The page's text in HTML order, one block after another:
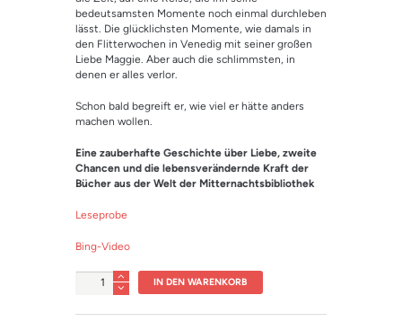
bedeutsamsten Momente noch einmal durchleben
lässt. Die glücklichsten Momente, wie damals in
den Flitterwochen in Venedig mit seiner großen
Liebe Maggie. Aber auch die schlimmsten, in
denen er alles verlor.
Schon bald begreift er, wie viel er hätte anders
machen wollen.
Eine zauberhafte Geschichte über Liebe, zweite
Chancen und die lebensverändernde Kraft der
Bücher aus der Welt der Mitternachtsbibliothek
Leseprobe
Bing-Video
Anzahl IN DEN WARENKORB